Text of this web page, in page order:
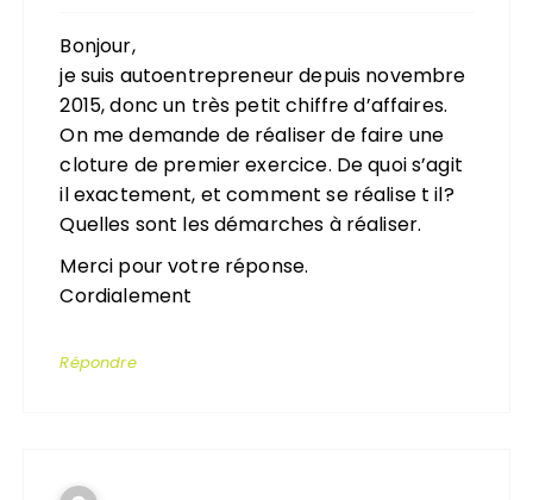
Bonjour,
je suis autoentrepreneur depuis novembre
2015, donc un très petit chiffre d’affaires.
On me demande de réaliser de faire une
cloture de premier exercice. De quoi s’agit
il exactement, et comment se réalise t il?
Quelles sont les démarches à réaliser.
Merci pour votre réponse.
Cordialement
Répondre